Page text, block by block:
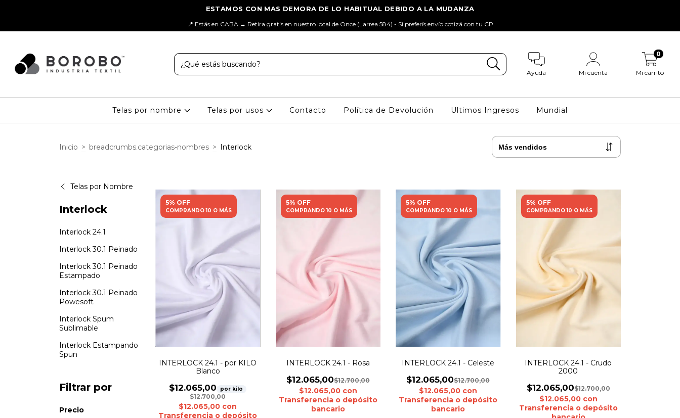
📍 Estás en CABA → Retira gratis en nuestro local de Once (Larrea 584) - Si preferís envío cotizá con tu CP
Ayuda Mi cuenta Mi carrito
0
Telas por nombre Telas por usos Contacto Política de Devolución Ultimos Ingresos Mundial
Inicio > breadcrumbs.categorias-nombres > Interlock
Telas por Nombre
Interlock
Interlock 24.1
Interlock 30.1 Peinado
Interlock 30.1 Peinado
Estampado
Interlock 30.1 Peinado
Powesoft
Interlock Spum
Sublimable
Interlock Estampando
Spun
Filtrar por
Precio
5% OFF
COMPRANDO 10 O MÁS
INTERLOCK 24.1 - por KILO
Blanco
$12.065,00 por kilo
$12.700,00
$12.065,00 con
Transferencia o depósito
5% OFF
COMPRANDO 10 O MÁS
INTERLOCK 24.1 - Rosa
$12.065,00$12.700,00
$12.065,00 con
Transferencia o depósito
bancario
5% OFF
COMPRANDO 10 O MÁS
INTERLOCK 24.1 - Celeste
$12.065,00$12.700,00
$12.065,00 con
Transferencia o depósito
bancario
5% OFF
COMPRANDO 10 O MÁS
INTERLOCK 24.1 - Crudo
2000
$12.065,00$12.700,00
$12.065,00 con
Transferencia o depósito